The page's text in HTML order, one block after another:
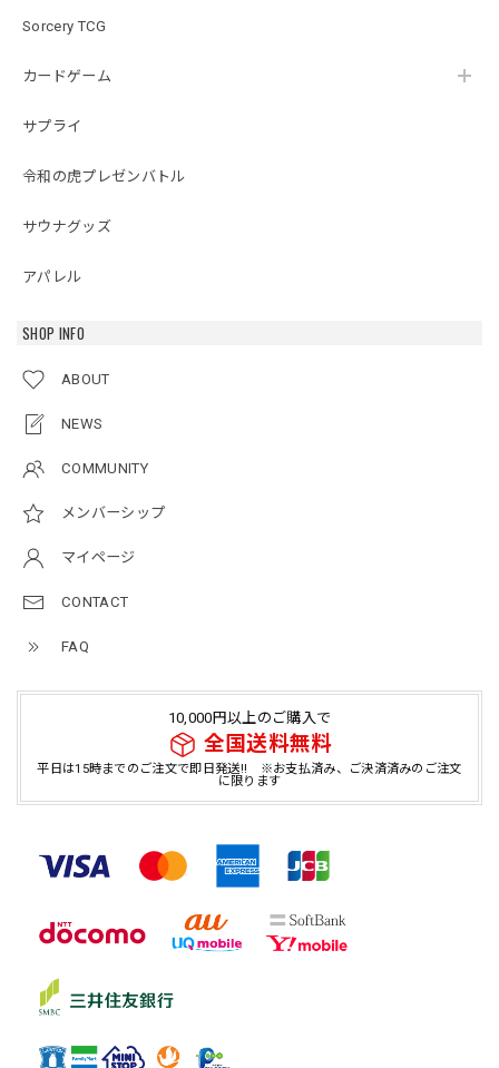
Sorcery TCG
カードゲーム
サプライ
令和の虎プレゼンバトル
サウナグッズ
アパレル
SHOP INFO
ABOUT
NEWS
COMMUNITY
メンバーシップ
マイページ
CONTACT
FAQ
10,000円以上のご購入で
全国送料無料
平日は15時までのご注文で即日発送!! ※お支払済み、ご決済済みのご注文
に限ります